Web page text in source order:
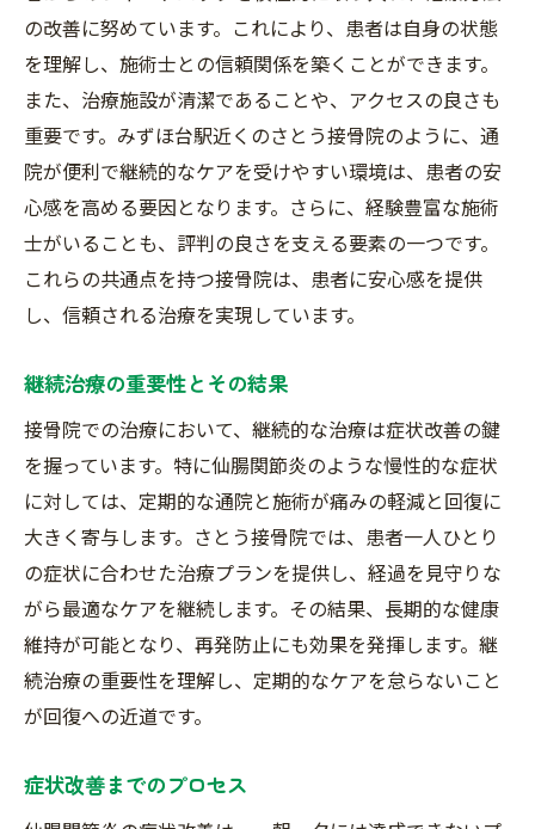
の改善に努めています。これにより、患者は自身の状態
を理解し、施術士との信頼関係を築くことができます。
また、治療施設が清潔であることや、アクセスの良さも
重要です。みずほ台駅近くのさとう接骨院のように、通
院が便利で継続的なケアを受けやすい環境は、患者の安
心感を高める要因となります。さらに、経験豊富な施術
士がいることも、評判の良さを支える要素の一つです。
これらの共通点を持つ接骨院は、患者に安心感を提供
し、信頼される治療を実現しています。
継続治療の重要性とその結果
接骨院での治療において、継続的な治療は症状改善の鍵
を握っています。特に仙腸関節炎のような慢性的な症状
に対しては、定期的な通院と施術が痛みの軽減と回復に
大きく寄与します。さとう接骨院では、患者一人ひとり
の症状に合わせた治療プランを提供し、経過を見守りな
がら最適なケアを継続します。その結果、長期的な健康
維持が可能となり、再発防止にも効果を発揮します。継
続治療の重要性を理解し、定期的なケアを怠らないこと
が回復への近道です。
症状改善までのプロセス